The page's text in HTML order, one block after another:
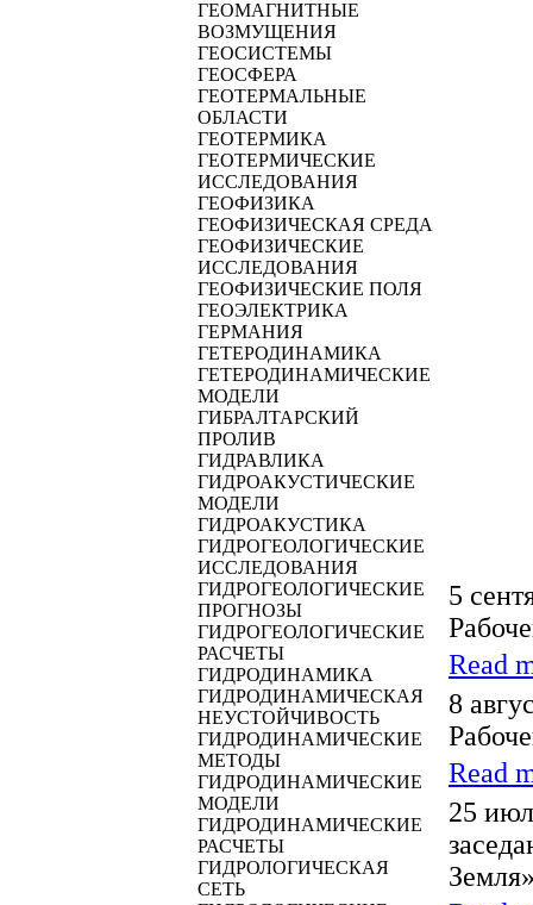
ГЕОМАГНИТНЫЕ
ВОЗМУЩЕНИЯ
ГЕОСИСТЕМЫ
ГЕОСФЕРА
ГЕОТЕРМАЛЬНЫЕ
ОБЛАСТИ
ГЕОТЕРМИКА
ГЕОТЕРМИЧЕСКИЕ
ИССЛЕДОВАНИЯ
ГЕОФИЗИКА
ГЕОФИЗИЧЕСКАЯ СРЕДА
ГЕОФИЗИЧЕСКИЕ
ИССЛЕДОВАНИЯ
ГЕОФИЗИЧЕСКИЕ ПОЛЯ
ГЕОЭЛЕКТРИКА
ГЕРМАНИЯ
ГЕТЕРОДИНАМИКА
ГЕТЕРОДИНАМИЧЕСКИЕ
МОДЕЛИ
ГИБРАЛТАРСКИЙ
ПРОЛИВ
ГИДРАВЛИКА
ГИДРОАКУСТИЧЕСКИЕ
МОДЕЛИ
ГИДРОАКУСТИКА
ГИДРОГЕОЛОГИЧЕСКИЕ
ИССЛЕДОВАНИЯ
ГИДРОГЕОЛОГИЧЕСКИЕ
ПРОГНОЗЫ
ГИДРОГЕОЛОГИЧЕСКИЕ
РАСЧЕТЫ
ГИДРОДИНАМИКА
ГИДРОДИНАМИЧЕСКАЯ
НЕУСТОЙЧИВОСТЬ
ГИДРОДИНАМИЧЕСКИЕ
МЕТОДЫ
ГИДРОДИНАМИЧЕСКИЕ
МОДЕЛИ
ГИДРОДИНАМИЧЕСКИЕ
РАСЧЕТЫ
ГИДРОЛОГИЧЕСКАЯ
СЕТЬ
5
Read
8
Read
25